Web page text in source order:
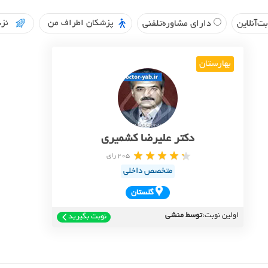
دارای مشاوره‌تلفنی پزشکان اطراف من
بهارستان
دکتر علیرضا کشمیری
205 رای
متخصص داخلی
گلستان
اولین نوبت:توسط منشی نوبت بگیرید